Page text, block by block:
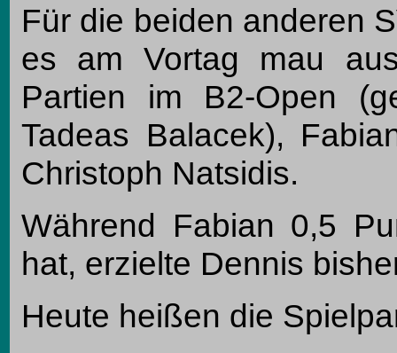
Für die beiden anderen
es am Vortag mau
Partien im B2-Open
Tadeas Balacek),
Christoph Natsidis.
Während Fabian 0,5
hat, erzielte Dennis
Heute heißen die